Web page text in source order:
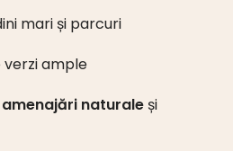
mari și parcuri
verzi ample
amenajări naturaleși